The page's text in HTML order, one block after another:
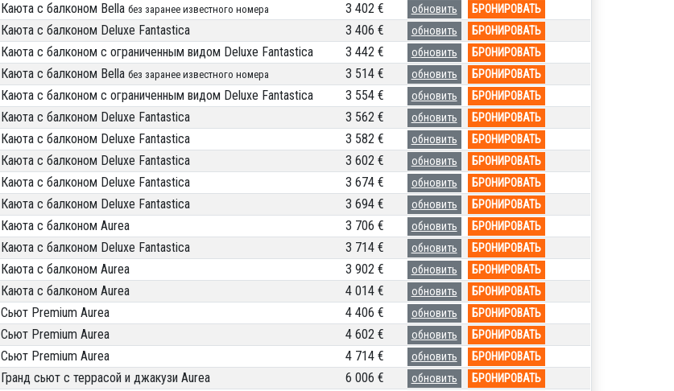
Каюта с балконом Bella без заранее известного номера 3 402 € обновить БРОНИРОВАТЬ
Каюта с балконом Deluxe Fantastica 3 406 € обновить БРОНИРОВАТЬ
Каюта с балконом c ограниченным видом Deluxe Fantastica 3 442 € обновить БРОНИРОВАТЬ
Каюта с балконом Bella без заранее известного номера 3 514 € обновить БРОНИРОВАТЬ
Каюта с балконом c ограниченным видом Deluxe Fantastica 3 554 € обновить БРОНИРОВАТЬ
Каюта с балконом Deluxe Fantastica 3 562 € обновить БРОНИРОВАТЬ
Каюта с балконом Deluxe Fantastica 3 582 € обновить БРОНИРОВАТЬ
Каюта с балконом Deluxe Fantastica 3 602 € обновить БРОНИРОВАТЬ
Каюта с балконом Deluxe Fantastica 3 674 € обновить БРОНИРОВАТЬ
Каюта с балконом Deluxe Fantastica 3 694 € обновить БРОНИРОВАТЬ
Каюта с балконом Aurea 3 706 € обновить БРОНИРОВАТЬ
Каюта с балконом Deluxe Fantastica 3 714 € обновить БРОНИРОВАТЬ
Каюта с балконом Aurea 3 902 € обновить БРОНИРОВАТЬ
Каюта с балконом Aurea 4 014 € обновить БРОНИРОВАТЬ
Сьют Premium Aurea 4 406 € обновить БРОНИРОВАТЬ
Сьют Premium Aurea 4 602 € обновить БРОНИРОВАТЬ
Сьют Premium Aurea 4 714 € обновить БРОНИРОВАТЬ
Гранд сьют с террасой и джакузи Aurea 6 006 € обновить БРОНИРОВАТЬ